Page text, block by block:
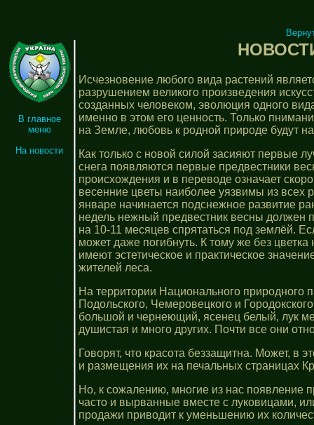
В главное
меню
На новости
Исчезновение любого вида растений
разрушением великого произведения
созданных человеком, эволюция одного
именно в этом его ценность. Только
на Земле, любовь к родной природе будут
Как только с новой силой засияют первые
снега появляются первые предвестники
происхождения и в переводе означает
весенние цветы наиболее уязвимы из всех
январе начинается подснежное развитие
недель нежный предвестник весны должен
на 10-11 месяцев спрятаться под землёй.
может даже погибнуть. К тому же без
имеют эстетическое и практическое
жителей леса.
На территории Национального природного
Подольского, Чемеровецкого и
большой и чернеющий, ясенец белый, лук
душистая и много других. Почти все они
Говорят, что красота беззащитна. Может, в
и размещения их на печальных страницах
Но, к сожалению, многие из нас появление
часто и вырванные вместе с луковицами,
продажи приводит к уменьшению их